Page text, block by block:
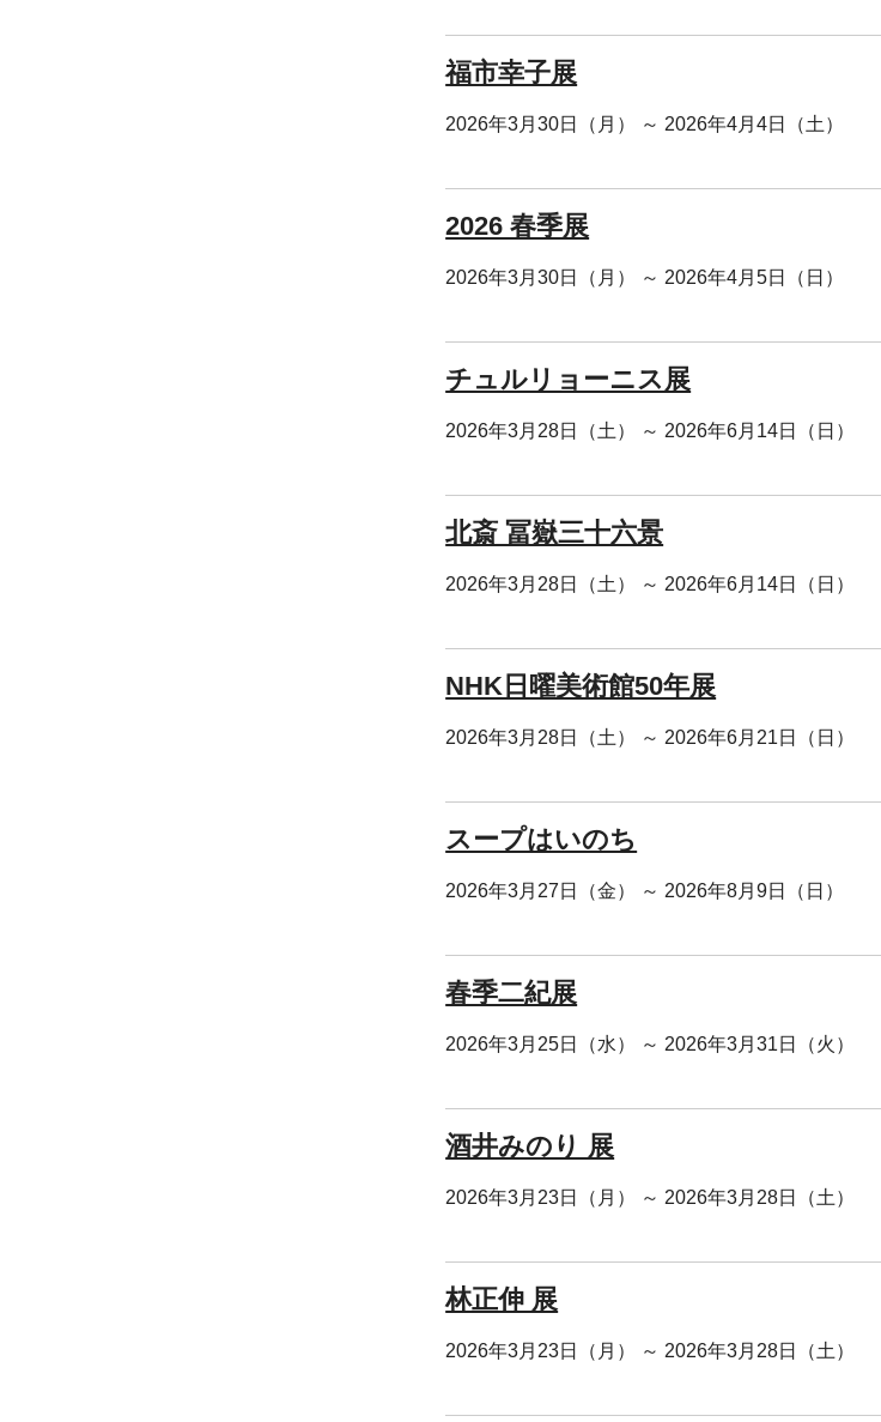
福市幸子展
2026年3月30日（月） ～ 2026年4月4日（土）
2026 春季展
2026年3月30日（月） ～ 2026年4月5日（日）
チュルリョーニス展
2026年3月28日（土） ～ 2026年6月14日（日）
北斎 冨嶽三十六景
2026年3月28日（土） ～ 2026年6月14日（日）
NHK日曜美術館50年展
2026年3月28日（土） ～ 2026年6月21日（日）
スープはいのち
2026年3月27日（金） ～ 2026年8月9日（日）
春季二紀展
2026年3月25日（水） ～ 2026年3月31日（火）
酒井みのり 展
2026年3月23日（月） ～ 2026年3月28日（土）
林正伸 展
2026年3月23日（月） ～ 2026年3月28日（土）